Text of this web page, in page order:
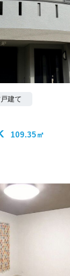
建て
109.35㎡